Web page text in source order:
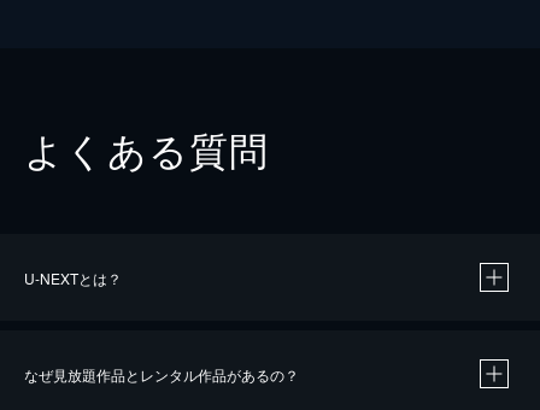
よくある質問
U-NEXTとは？
なぜ見放題作品とレンタル作品があるの？